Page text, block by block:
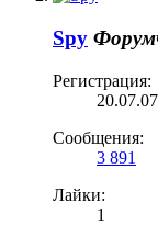
Spy
Регистрация:
20.07.07
Сообщения:
3 891
Лайки:
1